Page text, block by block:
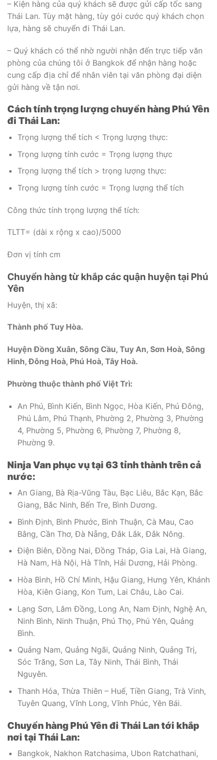
– Kiện hàng của quý khách sẽ được gửi cấp tốc sang
Thái Lan. Tùy mặt hàng, tùy gói cước quý khách chọn
lựa, hàng sẽ chuyển đi Thái Lan.
– Quý khách có thể nhờ người nhận đến trực tiếp văn
phòng của chúng tôi ở Bangkok để nhận hàng hoặc
cung cấp địa chỉ để nhân viên tại văn phòng đại diện
gửi hàng về tận nơi.
Cách tính trọng lượng chuyển hàng Phú Yên
đi Thái Lan:
Trọng lượng thể tích < Trọng lượng thực:
Trọng lượng tính cước = Trọng lượng thực
Trọng lượng thể tích > trọng lượng thực:
Trọng lượng tính cước = Trọng lượng thể tích
Công thức tính trọng lượng thể tích:
TLTT= (dài x rộng x cao)/5000
Đơn vị tính cm
Chuyển hàng từ khắp các quận huyện tại Phú
Yên
Huyện, thị xã:
Thành phố Tuy Hòa.
Huyện Đồng Xuân, Sông Cầu, Tuy An, Sơn Hoà, Sông
Hinh, Đông Hoà, Phú Hoà, Tây Hoà.
Phường thuộc thành phố Việt Trì:
An Phú, Bình Kiến, Bình Ngọc, Hòa Kiến, Phú Đông,
Phú Lâm, Phú Thạnh, Phường 2, Phường 3, Phường
4, Phường 5, Phường 6, Phường 7, Phường 8,
Phường 9.
Ninja Van phục vụ tại 63 tỉnh thành trên cả
nước:
An Giang, Bà Rịa-Vũng Tàu, Bạc Liêu, Bắc Kạn, Bắc
Giang, Bắc Ninh, Bến Tre, Bình Dương.
Bình Định, Bình Phước, Bình Thuận, Cà Mau, Cao
Bằng, Cần Thơ, Đà Nẵng, Đắk Lắk, Đắk Nông.
Điện Biên, Đồng Nai, Đồng Tháp, Gia Lai, Hà Giang,
Hà Nam, Hà Nội, Hà Tĩnh, Hải Dương, Hải Phòng.
Hòa Bình, Hồ Chí Minh, Hậu Giang, Hưng Yên, Khánh
Hòa, Kiên Giang, Kon Tum, Lai Châu, Lào Cai.
Lạng Sơn, Lâm Đồng, Long An, Nam Định, Nghệ An,
Ninh Bình, Ninh Thuận, Phú Thọ, Phú Yên, Quảng
Bình.
Quảng Nam, Quảng Ngãi, Quảng Ninh, Quảng Trị,
Sóc Trăng, Sơn La, Tây Ninh, Thái Bình, Thái
Nguyên.
Thanh Hóa, Thừa Thiên – Huế, Tiền Giang, Trà Vinh,
Tuyên Quang, Vĩnh Long, Vĩnh Phúc, Yên Bái.
Chuyển hàng Phú Yên đi Thái Lan tới khắp
nơi tại Thái Lan:
Bangkok, Nakhon Ratchasima, Ubon Ratchathani,